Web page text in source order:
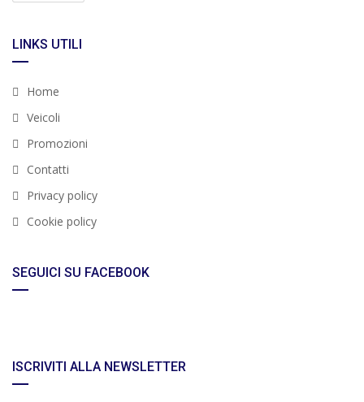
LINKS UTILI
Home
Veicoli
Promozioni
Contatti
Privacy policy
Cookie policy
SEGUICI SU FACEBOOK
ISCRIVITI ALLA NEWSLETTER